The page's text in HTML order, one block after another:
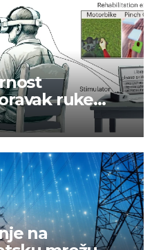
ruke
udara
na